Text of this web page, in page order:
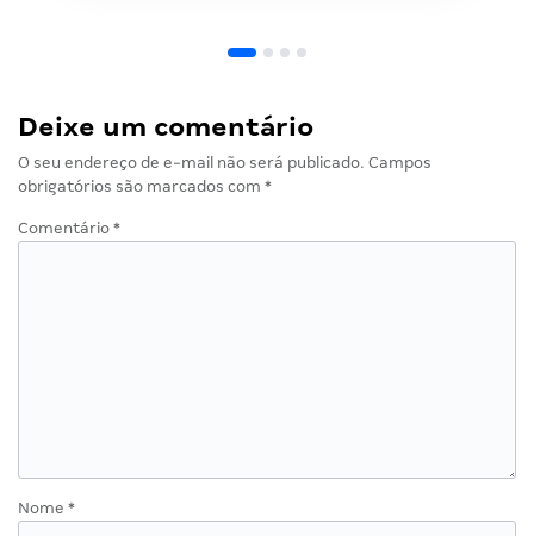
Deixe um comentário
O seu endereço de e-mail não será publicado. Campos
obrigatórios são marcados com *
Comentário *
Nome *